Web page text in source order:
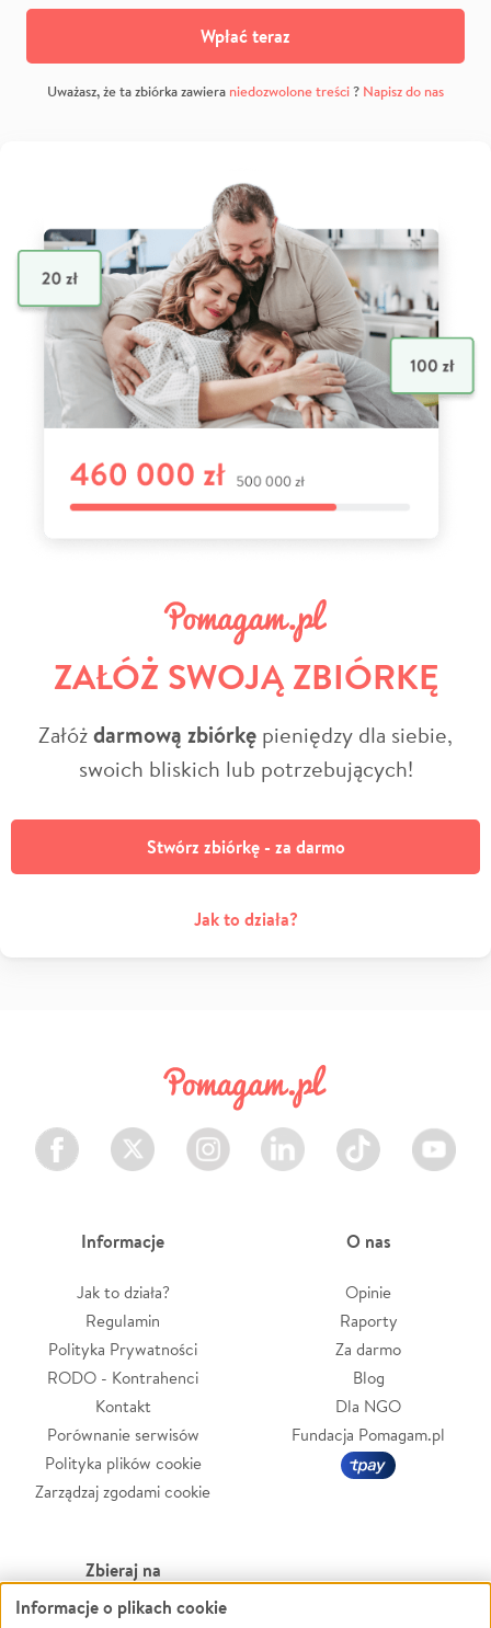
Wpłać teraz
Uważasz, że ta zbiórka zawiera niedozwolone treści? Napisz do nas
ZAŁÓŻ SWOJĄ ZBIÓRKĘ
Załóżdarmową zbiórkę pieniędzy dla siebie,
swoich bliskich lub potrzebujących!
Stwórz zbiórkę - za darmo
Jak to działa?
Facebook Twitter Instagram LinkedIn TikTok Youtube
Informacje
Jak to działa?
Regulamin
Polityka Prywatności
RODO - Kontrahenci
Kontakt
Porównanie serwisów
Polityka plików cookie
Zarządzaj zgodami cookie
O nas
Opinie
Raporty
Za darmo
Blog
Dla NGO
Fundacja Pomagam.pl
Zbieraj na
Leczenie
Informacje o plikach cookie